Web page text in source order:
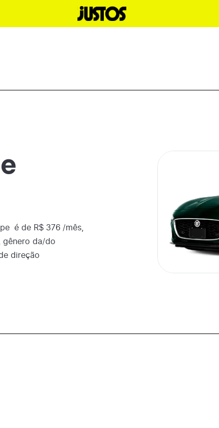
é de R$ 376 /mês,
gênero da/do
direção